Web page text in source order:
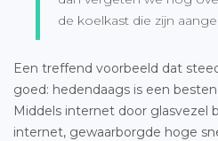
de koelkast die zijn
Een treffend voorbeeld dat
goed: hedendaags is een
Middels internet door glasvezel
internet, gewaarborgde hoge